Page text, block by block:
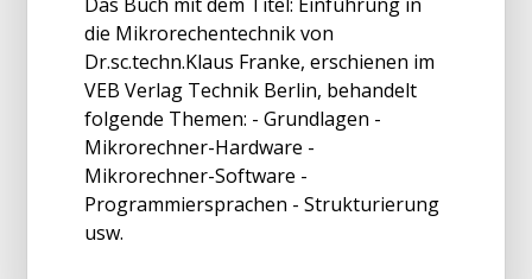
die Mikrorechentechnik von
Dr.sc.techn.Klaus Franke, erschienen im
VEB Verlag Technik Berlin, behandelt
folgende Themen: - Grundlagen -
Mikrorechner-Hardware -
Mikrorechner-Software -
Programmiersprachen - Strukturierung
usw.